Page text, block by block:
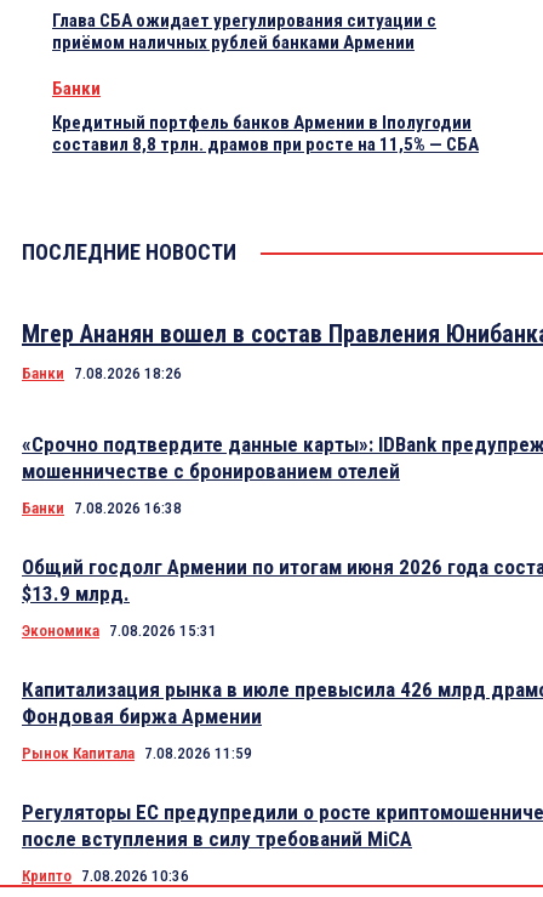
Глава СБА ожидает урегулирования ситуации с
приёмом наличных рублей банками Армении
Банки
Кредитный портфель банков Армении в Iполугодии
составил 8,8 трлн. драмов при росте на 11,5% — СБА
ПОСЛЕДНИЕ НОВОСТИ
Мгер Ананян вошел в состав Правления
Банки 7.08.2026 18:26
«Срочно подтвердите данные карты»: IDBank
мошенничестве с бронированием отелей
Банки 7.08.2026 16:38
Общий госдолг Армении по итогам июня 2026 года
$13.9 млрд.
Экономика 7.08.2026 15:31
Капитализация рынка в июле превысила 426 млрд
Фондовая биржа Армении
Рынок Капитала 7.08.2026 11:59
Регуляторы ЕС предупредили о росте
после вступления в силу требований MiCA
Крипто 7.08.2026 10:36